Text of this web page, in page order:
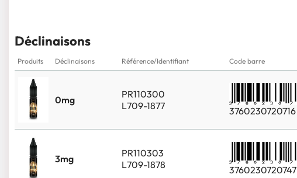
Déclinaisons
Produits Déclinaisons Référence/Identifiant Code barre
0mg
PR110300
L709-1877
3760230720716
3mg
PR110303
L709-1878
3760230720747